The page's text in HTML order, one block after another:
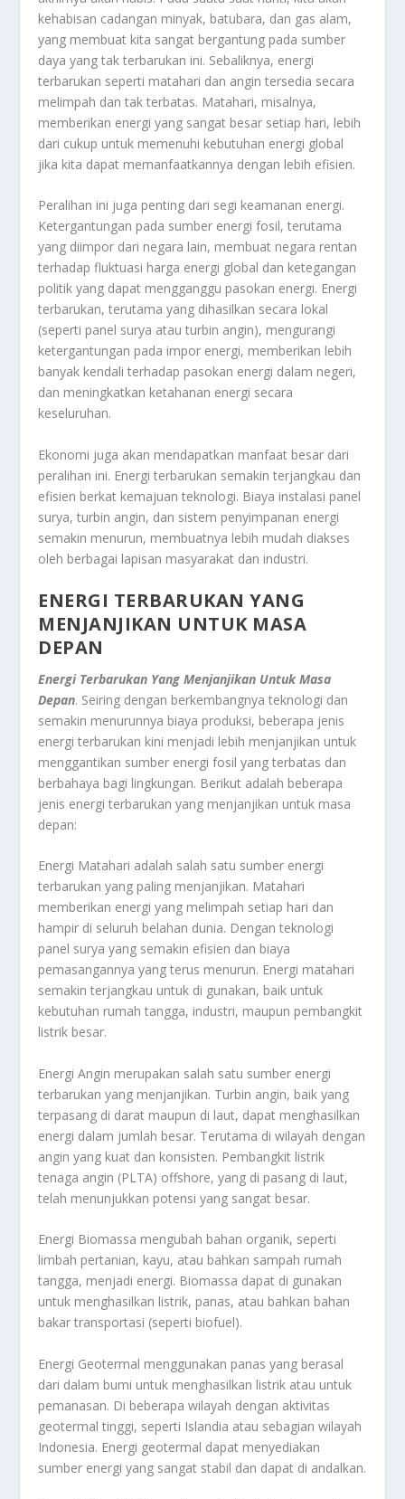
kehabisan cadangan minyak, batubara, dan gas alam,
yang membuat kita sangat bergantung pada sumber
daya yang tak terbarukan ini. Sebaliknya, energi
terbarukan seperti matahari dan angin tersedia secara
melimpah dan tak terbatas. Matahari, misalnya,
memberikan energi yang sangat besar setiap hari, lebih
dari cukup untuk memenuhi kebutuhan energi global
jika kita dapat memanfaatkannya dengan lebih efisien.
Peralihan ini juga penting dari segi keamanan energi.
Ketergantungan pada sumber energi fosil, terutama
yang diimpor dari negara lain, membuat negara rentan
terhadap fluktuasi harga energi global dan ketegangan
politik yang dapat mengganggu pasokan energi. Energi
terbarukan, terutama yang dihasilkan secara lokal
(seperti panel surya atau turbin angin), mengurangi
ketergantungan pada impor energi, memberikan lebih
banyak kendali terhadap pasokan energi dalam negeri,
dan meningkatkan ketahanan energi secara
keseluruhan.
Ekonomi juga akan mendapatkan manfaat besar dari
peralihan ini. Energi terbarukan semakin terjangkau dan
efisien berkat kemajuan teknologi. Biaya instalasi panel
surya, turbin angin, dan sistem penyimpanan energi
semakin menurun, membuatnya lebih mudah diakses
oleh berbagai lapisan masyarakat dan industri.
ENERGI TERBARUKAN YANG
MENJANJIKAN UNTUK MASA
DEPAN
Energi Terbarukan Yang Menjanjikan Untuk Masa
Depan. Seiring dengan berkembangnya teknologi dan
semakin menurunnya biaya produksi, beberapa jenis
energi terbarukan kini menjadi lebih menjanjikan untuk
menggantikan sumber energi fosil yang terbatas dan
berbahaya bagi lingkungan. Berikut adalah beberapa
jenis energi terbarukan yang menjanjikan untuk masa
depan:
Energi Matahari adalah salah satu sumber energi
terbarukan yang paling menjanjikan. Matahari
memberikan energi yang melimpah setiap hari dan
hampir di seluruh belahan dunia. Dengan teknologi
panel surya yang semakin efisien dan biaya
pemasangannya yang terus menurun. Energi matahari
semakin terjangkau untuk di gunakan, baik untuk
kebutuhan rumah tangga, industri, maupun pembangkit
listrik besar.
Energi Angin merupakan salah satu sumber energi
terbarukan yang menjanjikan. Turbin angin, baik yang
terpasang di darat maupun di laut, dapat menghasilkan
energi dalam jumlah besar. Terutama di wilayah dengan
angin yang kuat dan konsisten. Pembangkit listrik
tenaga angin (PLTA) offshore, yang di pasang di laut,
telah menunjukkan potensi yang sangat besar.
Energi Biomassa mengubah bahan organik, seperti
limbah pertanian, kayu, atau bahkan sampah rumah
tangga, menjadi energi. Biomassa dapat di gunakan
untuk menghasilkan listrik, panas, atau bahkan bahan
bakar transportasi (seperti biofuel).
Energi Geotermal menggunakan panas yang berasal
dari dalam bumi untuk menghasilkan listrik atau untuk
pemanasan. Di beberapa wilayah dengan aktivitas
geotermal tinggi, seperti Islandia atau sebagian wilayah
Indonesia. Energi geotermal dapat menyediakan
sumber energi yang sangat stabil dan dapat di andalkan.